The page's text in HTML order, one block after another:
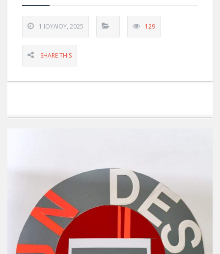
1 ΙΟΥΛΊΟΥ, 2025 129
SHARE THIS